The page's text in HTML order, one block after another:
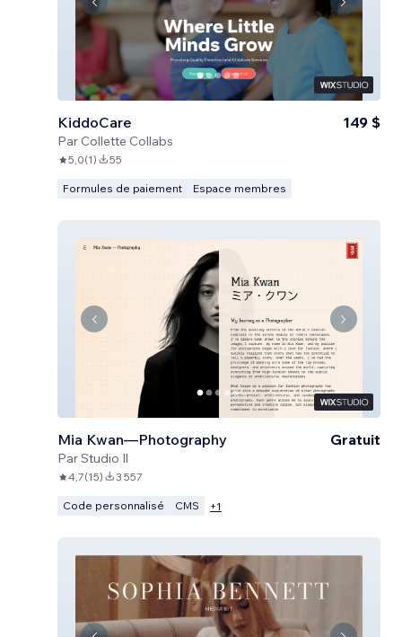
KiddoCare
Par Collette Collabs
149 $
5,0(1) 55
Formules de paiement Espace membres
Mia Kwan—Photography
ParStudio Il
Gratuit
4,7(15) 3 557
Code personnalisé CMS +1